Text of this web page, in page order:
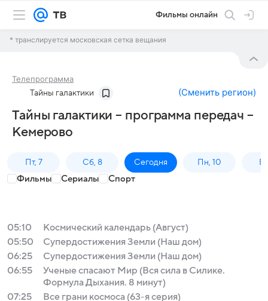
Фильмы онлайн
* транслируется московская сетка вещания
Телепрограмма
Тайны галактики (Сменить регион)
Тайны галактики – программа передач –
Кемерово
Пт, 7 Сб, 8 Сегодня Пн, 10
Фильмы Сериалы Спорт
05:10
Космический календарь (Август)
05:50
Супердостижения Земли (Наш дом)
06:25
Супердостижения Земли (Наш дом)
06:55
Ученые спасают Мир (Вся сила в Силике.
Формула Дыхания. 8 минут)
07:25
Все грани космоса (63-я серия)